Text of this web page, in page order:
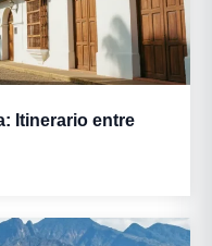
Itinerario entre